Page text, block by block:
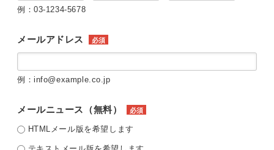
例：03-1234-5678
メールアドレス 必須
例：info@example.co.jp
メールニュース（無料） 必須
HTMLメール版を希望します